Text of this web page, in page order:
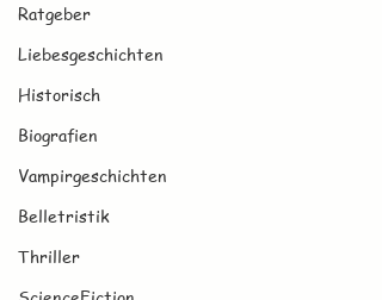
Ratgeber
Liebesgeschichten
Historisch
Biografien
Vampirgeschichten
Belletristik
Thriller